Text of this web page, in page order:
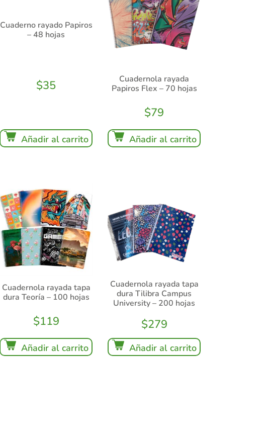
Cuaderno rayado Papiros
– 48 hojas
$35
Añadir al carrito
Cuadernola rayada
Papiros Flex – 70 hojas
$79
Añadir al carrito
Cuadernola rayada tapa
dura Teoría – 100 hojas
$119
Añadir al carrito
Cuadernola rayada tapa
dura Tilibra Campus
University – 200 hojas
$279
Añadir al carrito